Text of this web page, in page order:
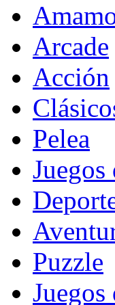
Arcade
Acción
Pelea
Juegos
Puzzle